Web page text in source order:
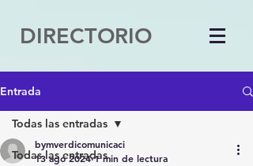
DIRECTORIO
Entrada
Todas las entradas
Todas las entradas
bymverdicomunicaci
13 ago 2024 1 min de lectura